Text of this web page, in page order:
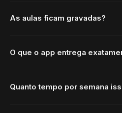
As aulas ficam gravadas?
O que o app entrega
Quanto tempo por semana